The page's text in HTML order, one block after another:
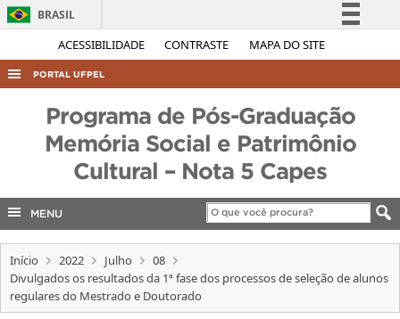
ACESSIBILIDADE CONTRASTE MAPA DO SITE
BRASIL
Simplifique!
Acesso à informação
Legislação
Canais
PORTAL UFPEL
AUDITORIA
COBALTO
INTERNACIONAL
OUVIDORIA
Programa de Pós-Graduação
Memória Social e Patrimônio
Cultural – Nota 5 Capes
MENU
Início 2022 Julho
08
Divulgados os resultados da 1ª fase dos processos de seleção de alunos
regulares do Mestrado e Doutorado